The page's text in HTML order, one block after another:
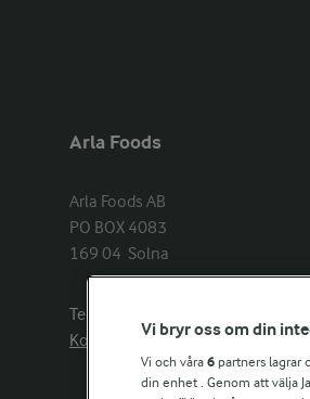
Arla Foods
Arla Foods AB
PO BOX 4083
169 04  Solna
Telefon:
Kontakta oss
Vi bryr oss om din
Vi och våra 6 partners lagrar
din enhet . Genom att välja